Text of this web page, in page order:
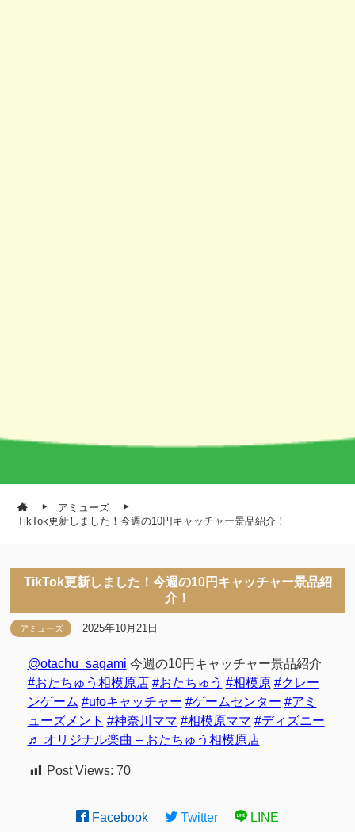
アミューズ
TikTok更新しました！今週の10円キャッチャー景品紹介！
TikTok更新しました！今週の10円キャッチャー景品紹
介！
アミューズ 2025年10月21日
@otachu_sagami 今週の10円キャッチャー景品紹介
#おたちゅう相模原店 #おたちゅう #相模原 #クレー
ンゲーム #ufoキャッチャー #ゲームセンター #アミ
ューズメント #神奈川ママ #相模原ママ #ディズニー
♬ オリジナル楽曲 – おたちゅう相模原店
Post Views: 70
Facebook Twitter LINE